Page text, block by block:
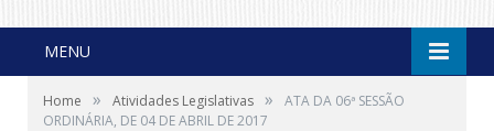
MENU
Home » Atividades Legislativas »
ATA DA 06ª SESSÃO
ORDINÁRIA, DE 04 DE ABRIL DE 2017